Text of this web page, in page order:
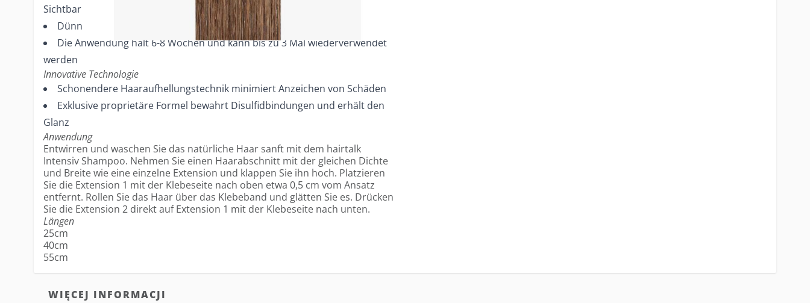
Sichtbarkeit
Dünnstes verfügbares Klebeband
Die Anwendung hält 6-8 Wochen und kann bis zu 3 Mal wiederverwendet
werden
Innovative Technologie
Schonendere Haaraufhellungstechnik minimiert Anzeichen von Schäden
Exklusive proprietäre Formel bewahrt Disulfidbindungen und erhält den
Glanz
Anwendung
Entwirren und waschen Sie das natürliche Haar sanft mit dem hairtalk
Intensiv Shampoo. Nehmen Sie einen Haarabschnitt mit der gleichen Dichte
und Breite wie eine einzelne Extension und klappen Sie ihn hoch. Platzieren
Sie die Extension 1 mit der Klebeseite nach oben etwa 0,5 cm vom Ansatz
entfernt. Rollen Sie das Haar über das Klebeband und glätten Sie es. Drücken
Sie die Extension 2 direkt auf Extension 1 mit der Klebeseite nach unten.
Längen
25cm
40cm
55cm
WIĘCEJ INFORMACJI